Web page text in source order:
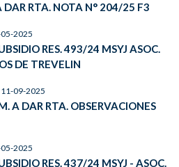
DAR RTA. NOTA N° 204/25 F3
2025
RES. 493/24 MSYJ ASOC.
DE TREVELIN
11-09-2025
A DAR RTA. OBSERVACIONES
2025
RES. 437/24 MSYJ - ASOC.